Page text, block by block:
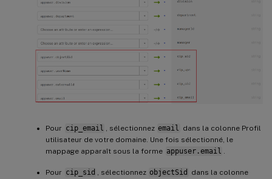
Pour cip_email , sélectionnez email dans la colonne Profil
utilisateur de votre domaine. Une fois sélectionné, le
mappage apparaît sous la forme appuser.email .
Pour cip_sid , sélectionnez objectSid
dans la colonne